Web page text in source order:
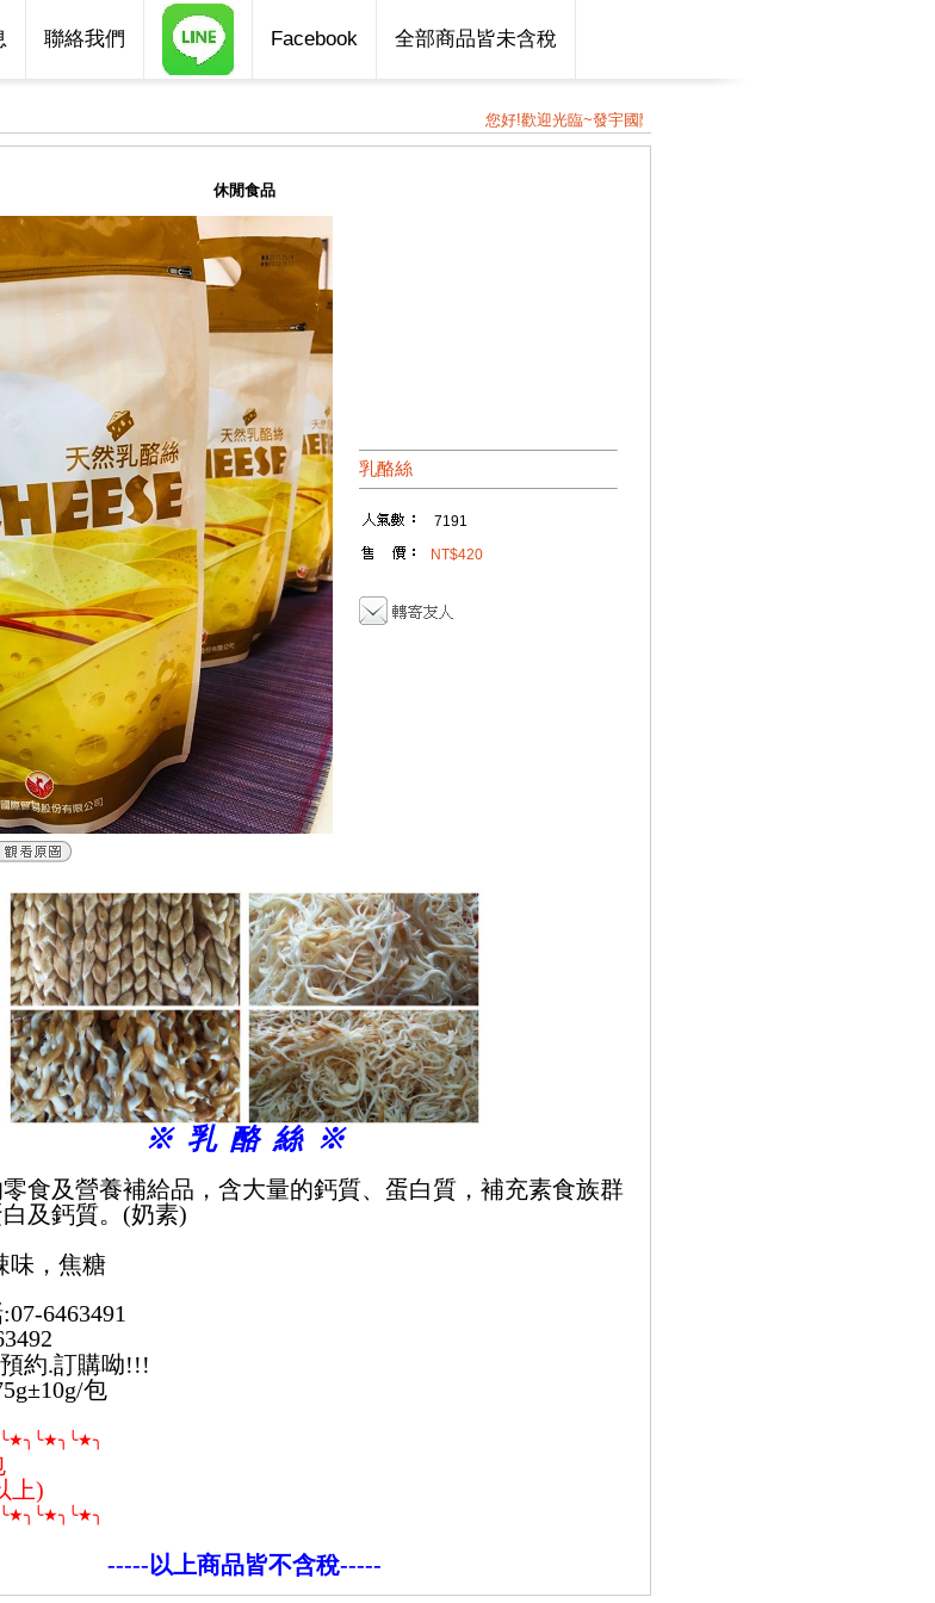
聯絡我們 Facebook 全部商品皆未含稅
您好!歡迎光臨~發宇國際貿易股份有限公司~我們是由一群志同
休閒食品
乳酪絲
7191
NT$420
※ 乳 酪 絲 ※
食及營養補給品，含大量的鈣質、蛋白質，補充素食族群
及鈣質。(奶素)
味，焦糖
6463491
約.訂購呦!!!
±10g/包
上)
-----以上商品皆不含稅-----